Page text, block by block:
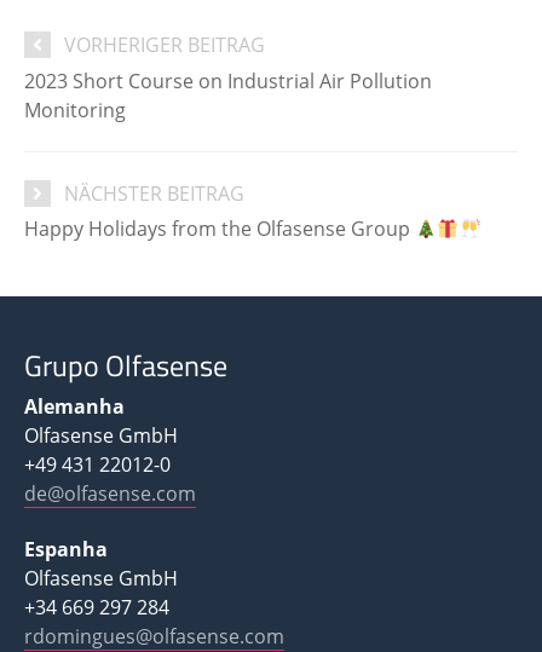
VORHERIGER BEITRAG
2023 Short Course on Industrial Air Pollution
Monitoring
NÄCHSTER BEITRAG
Happy Holidays from the Olfasense Group
Grupo Olfasense
Alemanha
Olfasense GmbH
+49 431 22012-0
de@olfasense.com
Espanha
Olfasense GmbH
+34 669 297 284
rdomingues@olfasense.com